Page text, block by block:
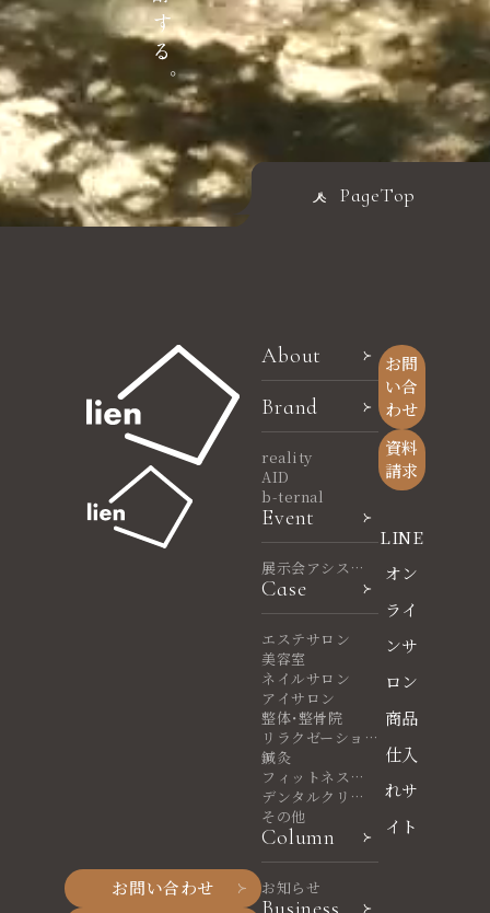
PageTop
お問い合わせ
About
Brand
reality
AID
b-ternal
Event
展示会アシスタ
ント
Case
エステサロン
美容室
ネイルサロン
アイサロン
整体・整骨院
リラクゼーショ
ンサロン
鍼灸
フィットネスヨ
ガ
デンタルクリニ
ック
その他
Column
お知らせ
お問
い合
わせ
資料
請求
LINE
オン
ライ
ンサ
ロン
商品
仕入
れサ
イト